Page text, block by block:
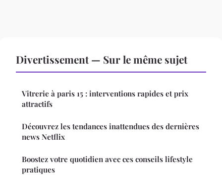
Divertissement — Sur le même sujet
Vitrerie à paris 15 : interventions rapides et prix
attractifs
Découvrez les tendances inattendues des dernières
news Netflix
Boostez votre quotidien avec ces conseils lifestyle
pratiques